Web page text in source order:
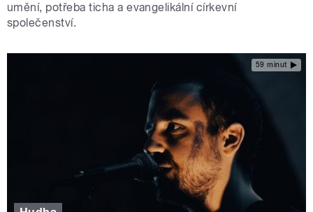
umění, potřeba ticha a evangelikální církevní
společenství.
59 minut